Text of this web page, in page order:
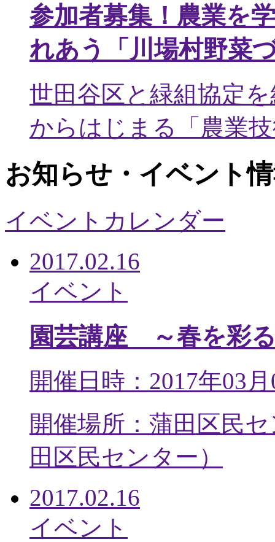
参加者募集！農業を
れあう「川場村野菜
世田谷区と緑組協定
からはじまる「農業
お知らせ・イベント
イベントカレンダー
2017.02.16
イベント
園芸講座 ～春を彩
開催日時：2017年03
開催場所：蒲田区民
田区民センター ）
2017.02.16
イベント